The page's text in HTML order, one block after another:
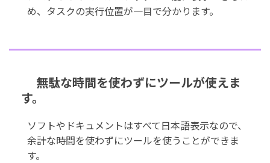
め、タスクの実行位置が一目で分かります。
無駄な時間を使わずにツールが使えま
す。
ソフトやドキュメントはすべて日本語表示なので、
余計な時間を使わずにツールを使うことができま
す。